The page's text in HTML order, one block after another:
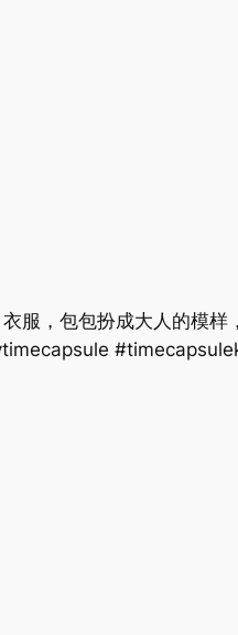
服，包包扮成大人的模